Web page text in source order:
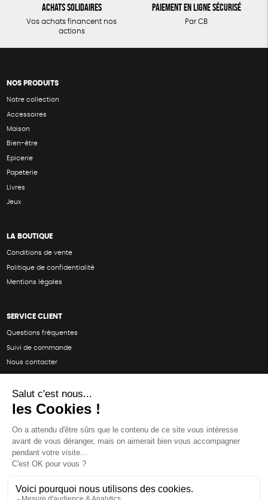
Achats solidaires
Vos achats financent nos
actions
Paiement en ligne sécurisé
Par CB
NOS PRODUITS
Notre collection
Accessoires
Maison
Bien-être
Epicerie
Papeterie
Livres
Jeux
LA BOUTIQUE
Conditions de vente
Politique de confidentialité
Mentions légales
SERVICE CLIENT
Questions fréquentes
Suivi de commande
Nous contacter
SUIVEZ-NOUS